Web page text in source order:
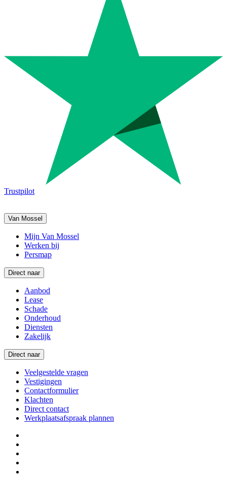
Trustpilot
Van Mossel
Mijn Van Mossel
Werken bij
Persmap
Direct naar
Aanbod
Lease
Schade
Onderhoud
Diensten
Zakelijk
Direct naar
Veelgestelde vragen
Vestigingen
Contactformulier
Klachten
Direct contact
Werkplaatsafspraak plannen